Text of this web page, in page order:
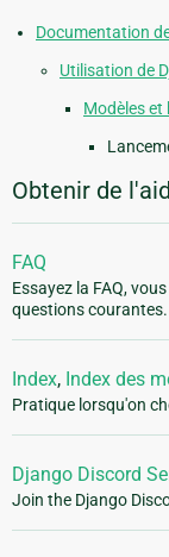
Documentation
Utilisation de
Modèles et
Obtenir de
FAQ
Essayez la FAQ,
questions courantes.
Index, Index des
Pratique lorsqu'on
Django Discord
Join the Django